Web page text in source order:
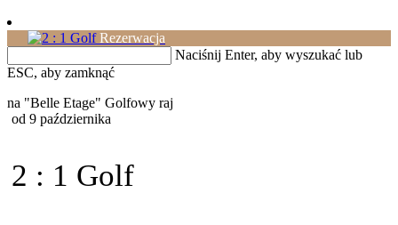
Rezerwacja
Naciśnij Enter, aby wyszukać lub
ESC, aby zamknąć
na "Belle Etage" Golfowy raj
od 9 października
2 : 1 Golf